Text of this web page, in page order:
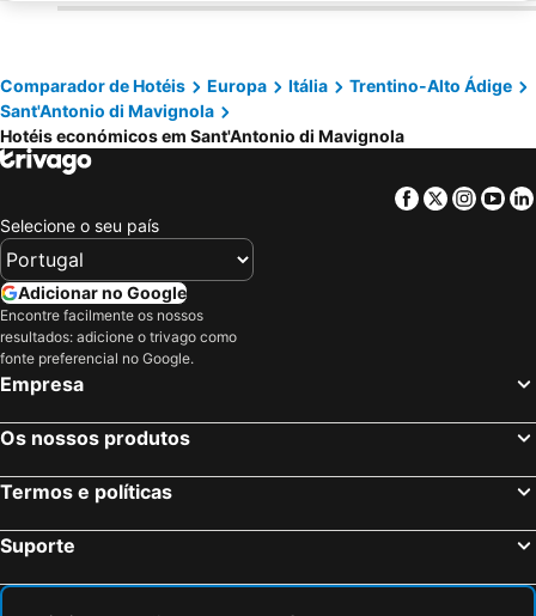
Comparador de Hotéis Europa Itália
Trentino-Alto Ádige
Sant'Antonio di Mavignola
Hotéis económicos em Sant'Antonio di Mavignola
Facebook
Twitter
Selecione o seu país
Adicionar no Google
Encontre facilmente os nossos
resultados: adicione o trivago como
fonte preferencial no Google.
Empresa
Os nossos produtos
Termos e políticas
Suporte